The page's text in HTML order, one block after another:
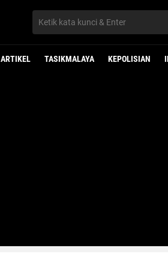
ARTIKEL TASIKMALAYA KEPOLISIAN